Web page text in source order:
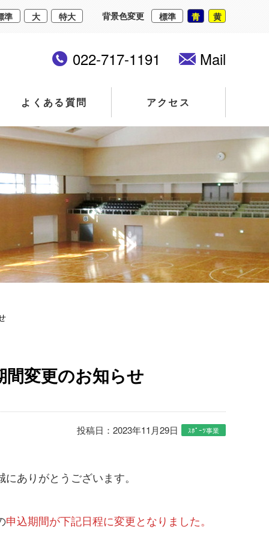
背景色変更 標準 青 黄
準 大 特大
022-717-1191 Mail
よくある質問 アクセス
変更のお知らせ
投稿日：2023年11月29日 ｽﾎﾟｰﾂ事業
ありがとうございます。
申込期間が下記日程に変更となりました。